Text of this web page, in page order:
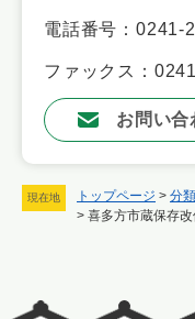
現在地 トップページ > 分
> 喜多方市蔵保存
電話番号：0241-
ファックス：
お問い合